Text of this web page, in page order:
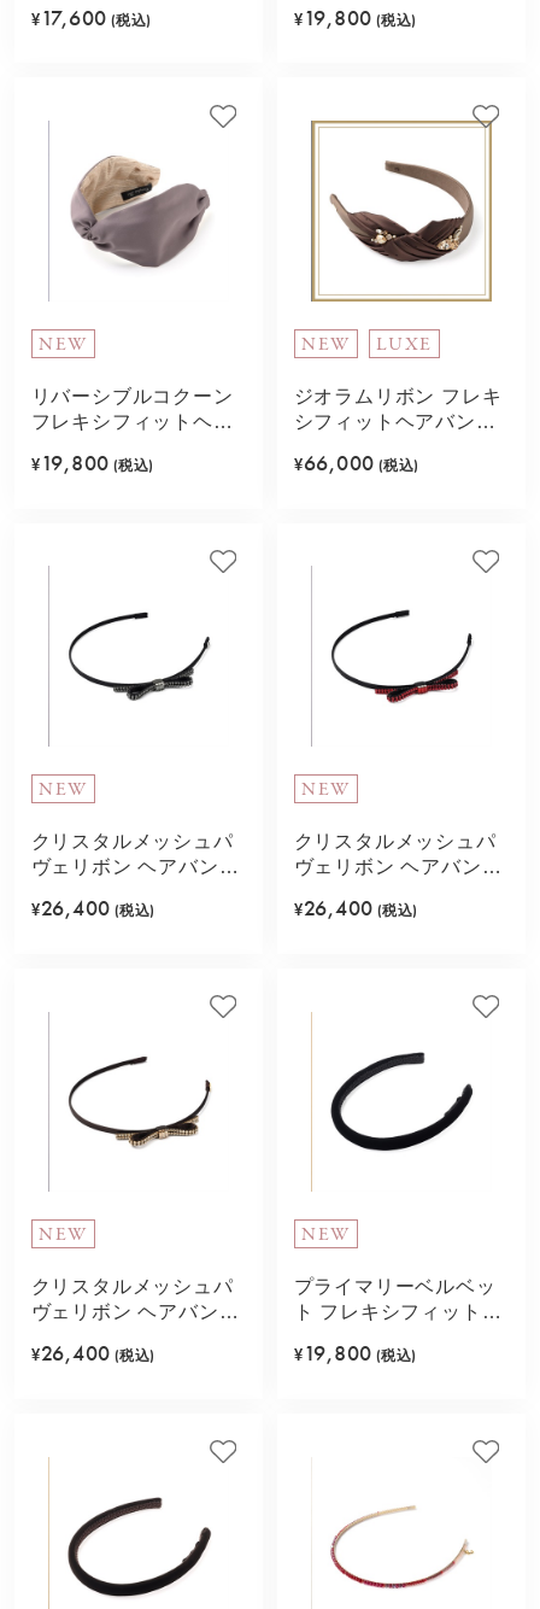
¥ 17,600 (税込) ¥ 19,800 (税込)
NEW
リバーシブルコクーン
フレキシフィットヘア
¥ 19,800 (税込)
NEW LUXE
ジオラムリボン フレキ
シフィットヘアバンド
¥66,000 (税込)
NEW
クリスタルメッシュパ
ヴェリボン ヘアバンド
¥26,400 (税込)
NEW
クリスタルメッシュパ
ヴェリボン ヘアバンド
¥26,400 (税込)
NEW
クリスタルメッシュパ
ヴェリボン ヘアバンド
¥26,400 (税込)
NEW
プライマリーベルベッ
ト フレキシフィットヘ
¥ 19,800 (税込)